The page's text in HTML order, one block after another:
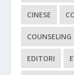
CINESE
COUNSELING
EDITORI